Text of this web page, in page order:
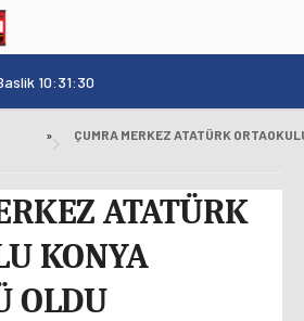
10:31:30
»
ATATÜRK
KONYA
OLDU